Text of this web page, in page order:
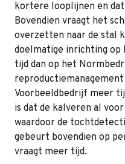
kortere looplijnen en
Bovendien vraagt het
overzetten naar de stal
doelmatige inrichting op
tijd dan op het
Voorbeeldbedrijf meer
is dat de kalveren al
waardoor de
gebeurt bovendien op
vraagt meer tijd.